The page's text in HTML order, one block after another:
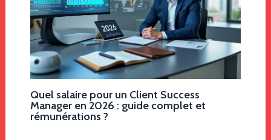
Quel salaire pour un Client Success
Manager en 2026 : guide complet et
rémunérations ?